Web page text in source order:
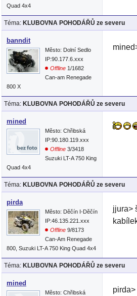
Quad 4x4
Téma: KLUBOVNA POHODÁŘŮ ze severu
banndit
Město: Dolní Sedlo
IP:90.177.6.xxx
Offline 1/1682
Can-am Renegade
800 X
Téma: KLUBOVNA POHODÁŘŮ ze severu
mined
Město: Chřibská
IP:90.180.119.xxx
Offline 3/3418
Suzuki LT-A 750 King
Quad 4x4
Téma: KLUBOVNA POHODÁŘŮ ze severu
pirda
Město: Děčín I-Děčín
IP:46.135.221.xxx
Offline 9/8173
Can-Am Renegade
800, Suzuki LT-A 750 King Quad 4x4
jjura>
Téma: KLUBOVNA POHODÁŘŮ ze severu
mined
Město: Chřibská